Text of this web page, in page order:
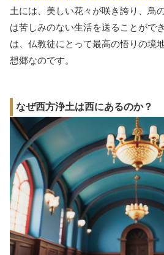
土には、美しい花々が咲き誇り、鳥
は苦しみのない生活を送ることがで
は、仏教徒にとって最高の悟りの境
想郷なのです。
なぜ西方浄土は西にあるのか？